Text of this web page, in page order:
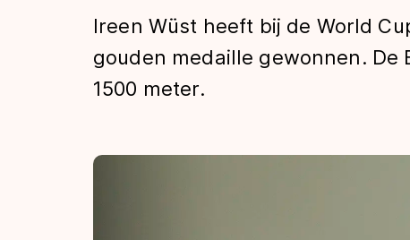
Tijden & historie
De weg op
Schaatsfans
Ireen Wüst heeft bij de World
gouden medaille gewonnen. De
1500 meter.